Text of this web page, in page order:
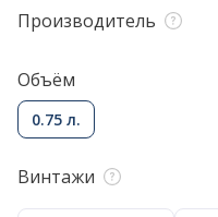
Производитель
Объём
0.75 л.
Винтажи